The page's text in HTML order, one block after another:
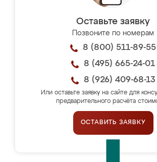
Оставьте заявку
Позвоните по номерам
8 (800) 511-89-55
8 (495) 665-24-01
8 (926) 409-68-13
Или оставьте заявку на сайте для
предварительного расчёта
ОСТАВИТЬ ЗАЯВКУ